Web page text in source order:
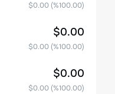
$0.00(%100.00)
$0.00
$0.00(%100.00)
$0.00
$0.00(%100.00)